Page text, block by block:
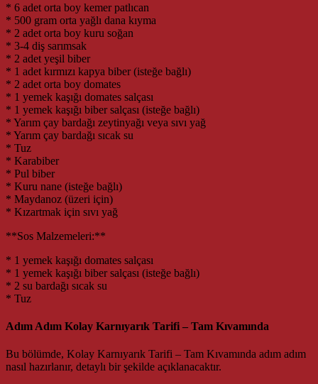
* 6 adet orta boy kemer patlıcan
* 500 gram orta yağlı dana kıyma
* 2 adet orta boy kuru soğan
* 3-4 diş sarımsak
* 2 adet yeşil biber
* 1 adet kırmızı kapya biber (isteğe bağlı)
* 2 adet orta boy domates
* 1 yemek kaşığı domates salçası
* 1 yemek kaşığı biber salçası (isteğe bağlı)
* Yarım çay bardağı zeytinyağı veya sıvı yağ
* Yarım çay bardağı sıcak su
* Tuz
* Karabiber
* Pul biber
* Kuru nane (isteğe bağlı)
* Maydanoz (üzeri için)
* Kızartmak için sıvı yağ
**Sos Malzemeleri:**
* 1 yemek kaşığı domates salçası
* 1 yemek kaşığı biber salçası (isteğe bağlı)
* 2 su bardağı sıcak su
* Tuz
Adım Adım Kolay Karnıyarık Tarifi – Tam Kıvamında
Bu bölümde, Kolay Karnıyarık Tarifi – Tam Kıvamında adım adım
nasıl hazırlanır, detaylı bir şekilde açıklanacaktır.